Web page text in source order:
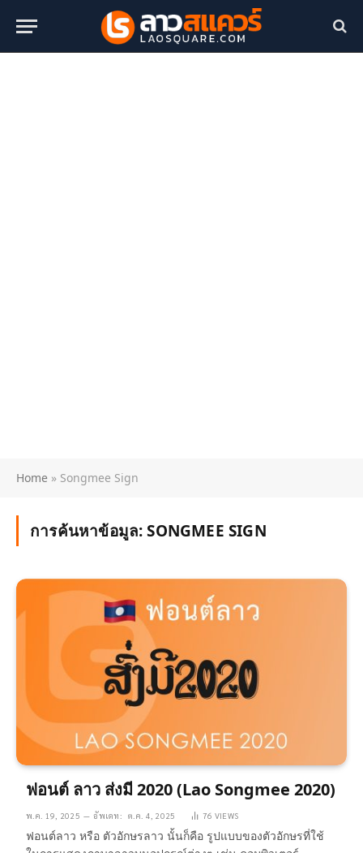
Home » Songmee Sign
การค้นหาข้อมูล:SONGMEE SIGN
ฟอนต์ ลาว ส่งมี 2020 (Lao Songmee 2020)
พ.ค. 19, 2025 อัพเดท: ต.ค. 4, 2025 76 VIEWS
ฟอนต์ลาว หรือ ตัวอักษรลาว นั้นก็คือ รูปแบบของตัวอักษรที่ใช้